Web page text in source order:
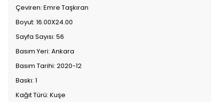
Çeviren: Emre Taşkıran
Boyut: 16.00X24.00
Sayfa Sayısı: 56
Basım Yeri: Ankara
Basım Tarihi: 2020-12
Baskı: 1
Kağıt Türü: Kuşe